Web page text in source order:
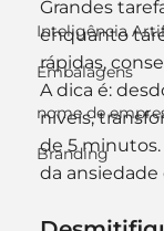
Inteligência
Embalagens
nome de
Branding
Grandes
enquanto
rápidas,
A dica é:
níveis,
de 5 minutos.
da ansiedade